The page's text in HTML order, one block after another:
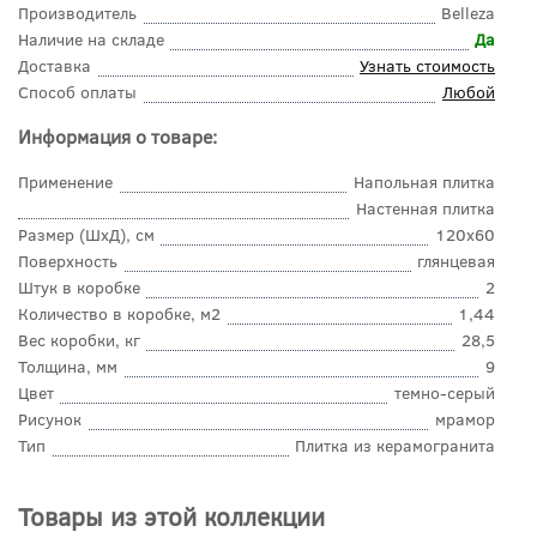
Производитель
Belleza
Наличие на складе
Да
Доставка
Узнать стоимость
Способ оплаты
Любой
Информация о товаре:
Применение
Напольная плитка
Настенная плитка
Размер (ШхД), см
120x60
Поверхность
глянцевая
Штук в коробке
2
Количество в коробке, м2
1,44
Вес коробки, кг
28,5
Толщина, мм
9
Цвет
темно-серый
Рисунок
мрамор
Тип
Плитка из керамогранита
Товары из этой коллекции